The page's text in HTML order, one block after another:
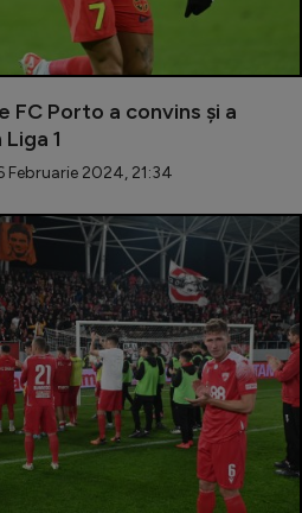
Porto a convins și a
1
2024, 21:34